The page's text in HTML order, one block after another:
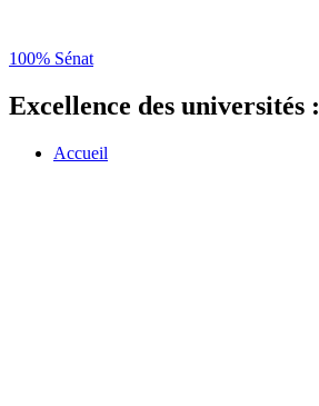
100% Sénat
Excellence des
Accueil